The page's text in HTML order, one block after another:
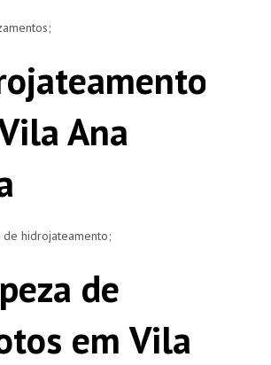
Ana
de hidrojateamento;
de
em Vila